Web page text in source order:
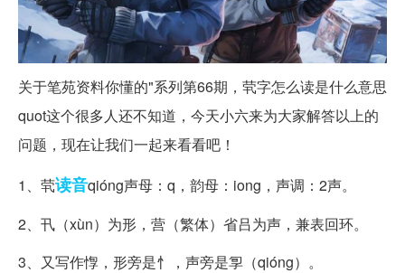
关于笔苑资料你懂的"系列第66期，茕字怎么读是什么意思
quot这个很多人还不知道，今天小六来为大家解答以上的
问题，现在让我们一起来看看吧！
1、茕读音qióng声母：q，韵母：iong，声调：2声。
2、卂（xùn）为形，营（繁体）省吕为声，兼表回环。
3、又写作惸，形旁是忄，声旁是㝁（qióng）。